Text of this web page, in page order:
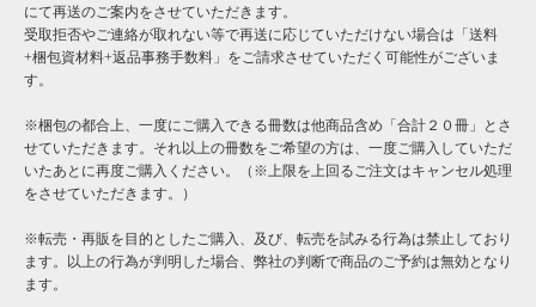
にて再送のご案内をさせていただきます。
受取拒否やご連絡が取れない等で再送に応じていただけない場合は「送料
+梱包資材料+返品事務手数料」をご請求させていただく可能性がございま
す。
※梱包の都合上、一度にご購入できる冊数は他商品含め「合計２０冊」とさ
せていただきます。それ以上の冊数をご希望の方は、一度ご購入していただ
いたあとに再度ご購入ください。（※上限を上回るご注文はキャンセル処理
をさせていただきます。）
※転売・再販を目的としたご購入、及び、転売を試みる行為は禁止しており
ます。以上の行為が判明した場合、弊社の判断で商品のご予約は無効となり
ます。